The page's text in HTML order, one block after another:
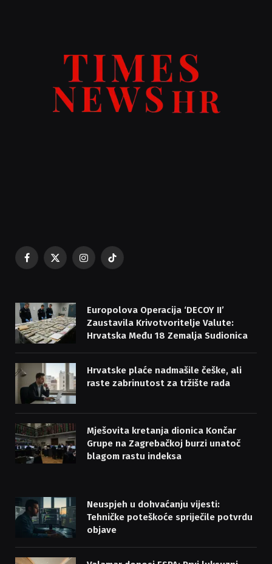
Facebook
X
Instagram
TikTok
Europolova Operacija ‘DECOY II’
Zaustavila Krivotvoritelje Valute:
Hrvatska Među 18 Zemalja Sudionica
Hrvatske plaće nadmašile češke, ali
raste zabrinutost za tržište rada
Mješovita kretanja dionica Končar
Grupe na Zagrebačkoj burzi unatoč
blagom rastu indeksa
Neuspjeh u dohvaćanju vijesti:
Tehničke poteškoće spriječile potvrdu
objave